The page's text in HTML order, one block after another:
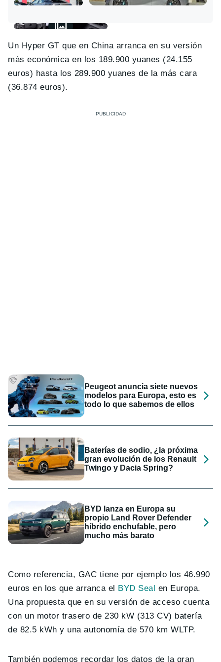
Un Hyper GT que en China arranca en su versión
más económica en los 189.900 yuanes (24.155
euros) hasta los 289.900 yuanes de la más cara
(36.874 euros).
Peugeot anuncia siete nuevos
modelos para Europa, esto es
todo lo que sabemos de ellos
Baterías de sodio, ¿la próxima
gran evolución de los Renault
Twingo y Dacia Spring?
BYD lanza en Europa su
propio Land Rover Defender
híbrido enchufable, pero
mucho más barato
Como referencia, GAC tiene por ejemplo los 46.990
euros en los que arranca el BYD Seal en Europa.
Una propuesta que en su versión de acceso cuenta
con un motor trasero de 230 kW (313 CV) batería
de 82.5 kWh y una autonomía de 570 km WLTP.
También podemos recordar los datos de la gran